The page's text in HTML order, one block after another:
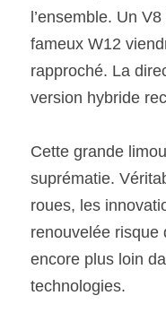
l’ensemble. Un
fameux W12
rapproché. La
version hybride
Cette grande
suprématie.
roues, les
renouvelée risque
encore plus loin
technologies.